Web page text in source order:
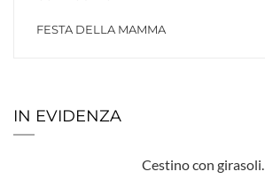
FESTA DELLA MAMMA
IN EVIDENZA
Cestino con girasoli.